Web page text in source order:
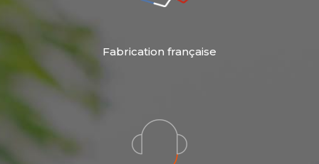
Fabrication française